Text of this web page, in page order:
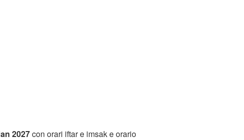
2027con orari iftar e imsak e orario